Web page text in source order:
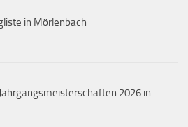
in Mörlenbach
2026 in